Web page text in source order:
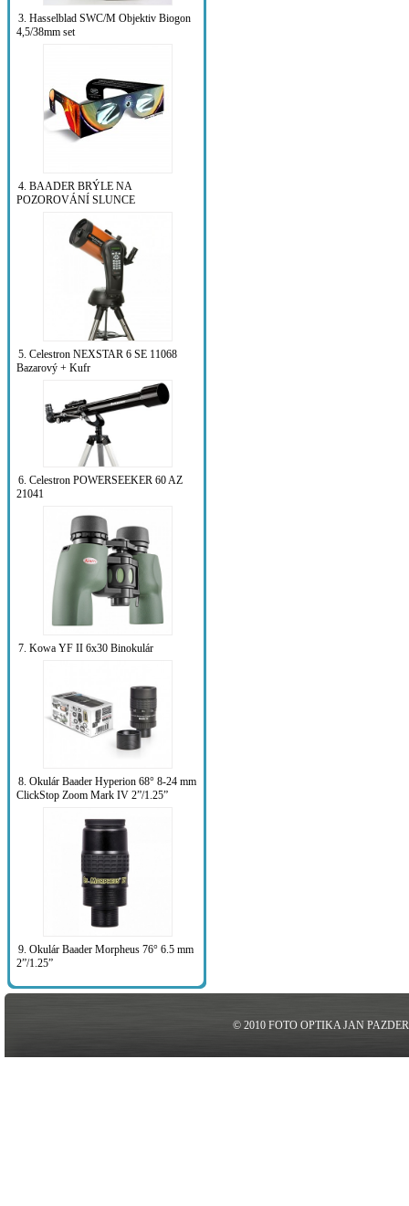
3. Hasselblad SWC/M Objektiv Biogon
4,5/38mm set
4. BAADER BRÝLE NA
POZOROVÁNÍ SLUNCE
5. Celestron NEXSTAR 6 SE 11068
Bazarový + Kufr
6. Celestron POWERSEEKER 60 AZ
21041
7. Kowa YF II 6x30 Binokulár
8. Okulár Baader Hyperion 68° 8-24 mm
ClickStop Zoom Mark IV 2”/1.25”
9. Okulár Baader Morpheus 76° 6.5 mm
2”/1.25”
© 2010 FOTO OPTIKA JAN